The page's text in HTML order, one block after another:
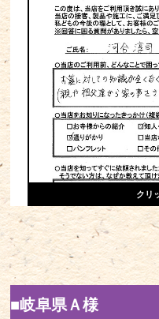
クリ
■岐阜県Ａ様